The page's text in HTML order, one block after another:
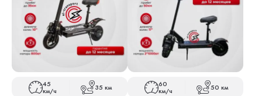
45
км/ч 35 км 60
км/ч 50 км